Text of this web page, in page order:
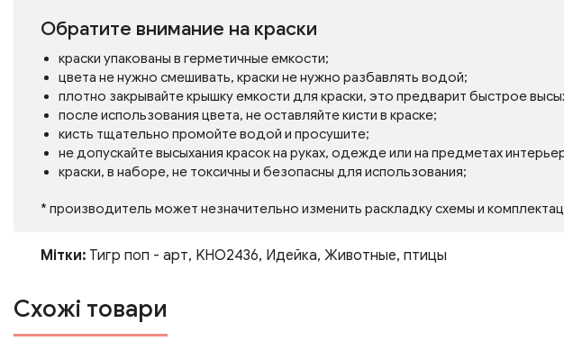
Обратите внимание на краски
краски упакованы в герметичные емкости;
цвета не нужно смешивать, краски не нужно разбавлять водой;
плотно закрывайте крышку емкости для краски, это предварит быстрое
после использования цвета, не оставляйте кисти в краске;
кисть тщательно промойте водой и просушите;
не допускайте высыхания красок на руках, одежде или на предметах
краски, в наборе, не токсичны и безопасны для использования;
* производитель может незначительно изменить раскладку схемы и
Мітки: Тигр поп - арт, KHO2436, Идейка, Животные, птицы
Схожі товари